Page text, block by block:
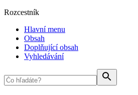
Rozcestník
Hlavní menu
Obsah
Doplňující obsah
Vyhledávání